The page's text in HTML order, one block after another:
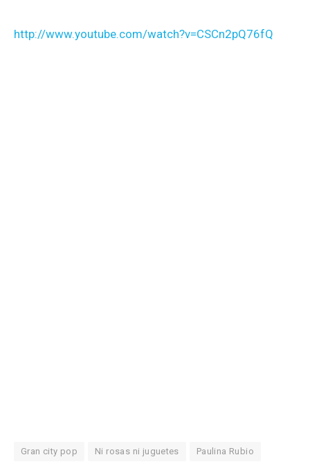
http://www.youtube.com/watch?v=CSCn2pQ76fQ
Gran city pop Ni rosas ni juguetes Paulina Rubio